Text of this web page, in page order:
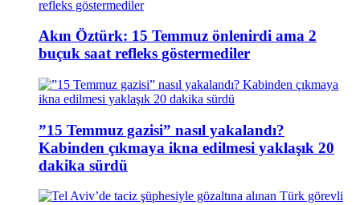
Akın Öztürk: 15 Temmuz önlenirdi ama 2
buçuk saat refleks göstermediler
”15 Temmuz gazisi” nasıl yakalandı?
Kabinden çıkmaya ikna edilmesi yaklaşık 20
dakika sürdü